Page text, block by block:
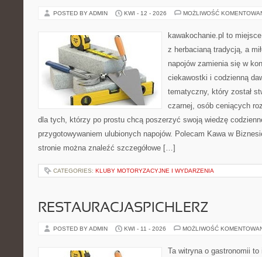
POSTED BY ADMIN KWI - 12 - 2026 MOŻLIWOŚĆ
kawakochanie.pl to
z herbacianą tradycją, a
napojów zamienia się w
ciekawostki i codzienną
tematyczny, który został
czarnej, osób ceniących
dla tych, którzy po prostu chcą poszerzyć swoją wiedzę
przygotowywaniem ulubionych napojów. Polecam Kawa w
stronie można znaleźć szczegółowe […]
CATEGORIES: KLUBY MOTORYZACYJNE I WYDARZENIA
RESTAURACJASPICHLERZ
POSTED BY ADMIN KWI - 11 - 2026 MOŻLIWOŚĆ
Ta witryna o gastronomii